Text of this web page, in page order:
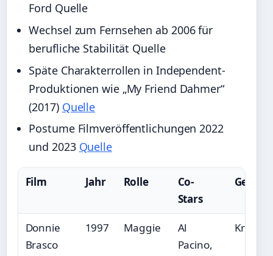
Ford Quelle
Wechsel zum Fernsehen ab 2006 für
berufliche Stabilität Quelle
Späte Charakterrollen in Independent-
Produktionen wie „My Friend Dahmer“
(2017) Quelle
Postume Filmveröffentlichungen 2022
und 2023 Quelle
Film Jahr Rolle
Co-
Stars
Genre
Donnie
Brasco
1997 Maggie
Al
Pacino,
Krimi/